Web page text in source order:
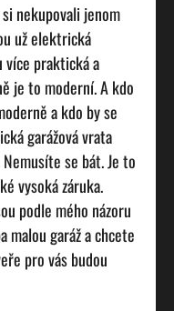
nekupovali jenom
už elektrická
více praktická a
je to moderní. A kdo
a kdo by se
garážová vrata
se bát. Je to
vysoká záruka.
podle mého názoru
garáž a chcete
pro vás budou